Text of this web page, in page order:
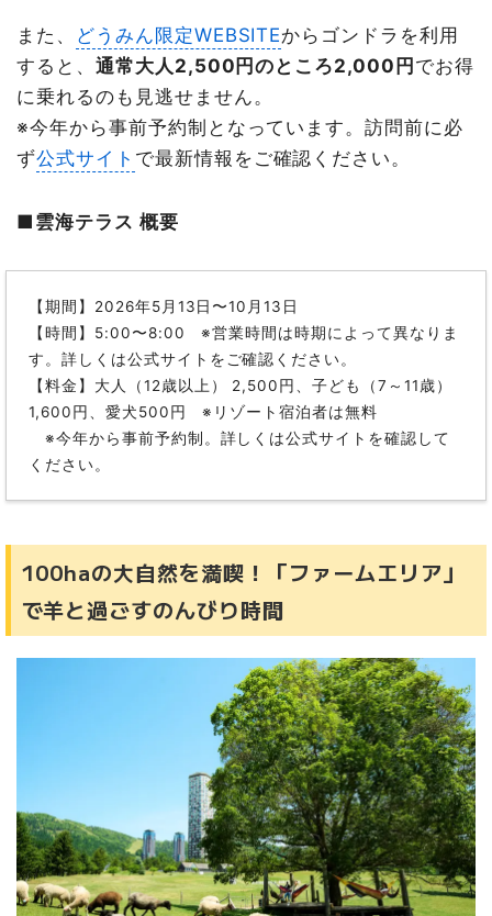
また、 どうみん限定WEBSITEからゴンドラを利用
すると、 通常大人2,500円のところ2,000円 でお得
に乗れるのも見逃せません。
※今年から事前予約制となっています。訪問前に必
ず公式サイト で最新情報をご確認ください。
■雲海テラス 概要
【期間】2026年5月13日〜10月13日
【時間】5:00〜8:00 ※営業時間は時期によって異なりま
す。詳しくは公式サイトをご確認ください。
【料金】大人（12歳以上） 2,500円、子ども（7～11歳）
1,600円、愛犬500円 ※リゾート宿泊者は無料
※今年から事前予約制。詳しくは公式サイトを確認して
ください。
100haの大自然を満喫！「ファームエリア」
で羊と過ごすのんびり時間